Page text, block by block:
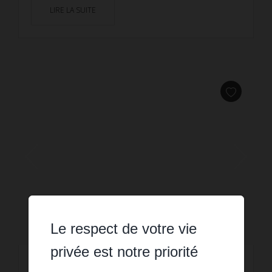
LIRE LA SUITE
VENTE
Le respect de votre vie
privée est notre priorité